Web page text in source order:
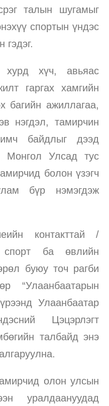
талын шугамыг
спортын үндэс
гэдэг.
хурд хүч, авьяас
гаргах хамгийн
багийн ажиллагаа,
нэгдэл, тамирчин
байдлыг дээд
Монгол Улсад тус
болон үзэгч
бүр нэмэгдэж
контакттай /
спорт ба өвлийн
буюу точ рагби
“Улаанбаатарын
Улаанбаатар
Цэцэрлэгт
талбайд энэ
олон улсын
уралдаануудад